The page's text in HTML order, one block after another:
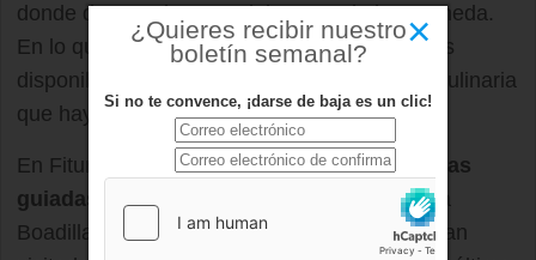
donde destaca la Vega del Arroyo de la Fresneda.
En lo que a gastronomíase refiere, las guías
disponibles en Fitur muestran toda la oferta culinaria
que hay en Boadilla.
En Fitur se darán a conocer también las
visitas
guiadas
y actividades turísticas que organiza
Boadilla. Desde 2013, casi 3.500 personas han
×
¿Quieres recibir nuestro
boletín semanal?
Si no te convence, ¡darse de baja es un clic!